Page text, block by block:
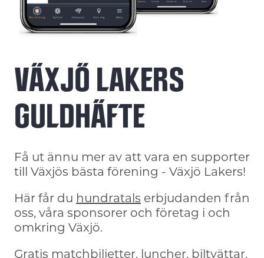
VÄXJÖ LAKERS
GULDHÄFTE
Få ut ännu mer av att vara en supporter
till Växjös bästa förening - Växjö Lakers!
Här får du hundratals erbjudanden från
oss, våra sponsorer och företag i och
omkring Växjö.
Gratis matchbiljetter, luncher, biltvättar,